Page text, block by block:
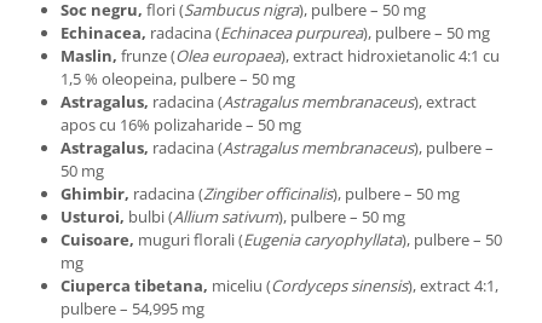
Vitamina B
Vitamina C
Vitamina D
Vitamina E
Vitamina K
Zinc
Cătină
Chlorella
Soc negru, flori (Sambucus nigra), pulbere – 50 mg
Echinacea, radacina (Echinacea purpurea), pulbere – 50 mg
Maslin, frunze (Olea europaea), extract hidroxietanolic 4:1 cu
1,5 % oleopeina, pulbere – 50 mg
Astragalus, radacina (Astragalus membranaceus), extract
apos cu 16% polizaharide – 50 mg
Astragalus, radacina (Astragalus membranaceus), pulbere –
50 mg
Ghimbir, radacina (Zingiber officinalis), pulbere – 50 mg
Usturoi, bulbi (Allium sativum), pulbere – 50 mg
Cuisoare, muguri florali (Eugenia caryophyllata), pulbere – 50
mg
Ciuperca tibetana, miceliu (Cordyceps sinensis), extract 4:1,
pulbere – 54,995 mg